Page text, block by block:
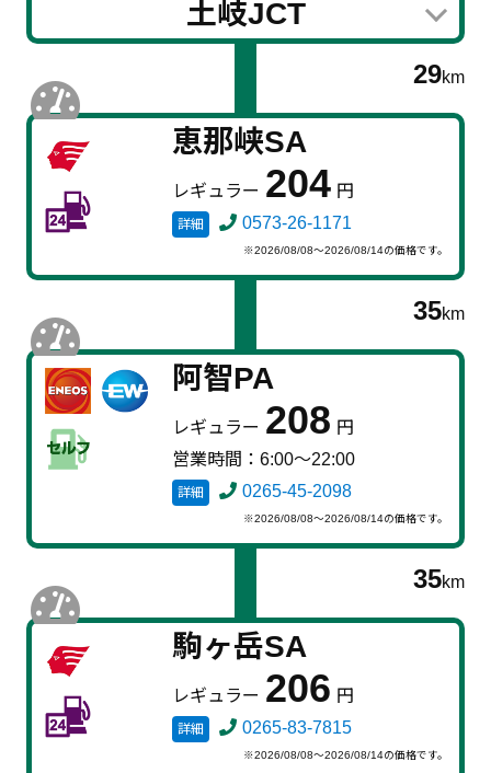
土岐JCT
29km
恵那峡SA
レギュラー 204 円
詳細 0573-26-1171
※2026/08/08～2026/08/14の価格です。
35km
阿智PA
レギュラー 208 円
営業時間：6:00～22:00
詳細 0265-45-2098
※2026/08/08～2026/08/14の価格です。
35km
駒ヶ岳SA
レギュラー 206 円
詳細 0265-83-7815
※2026/08/08～2026/08/14の価格です。